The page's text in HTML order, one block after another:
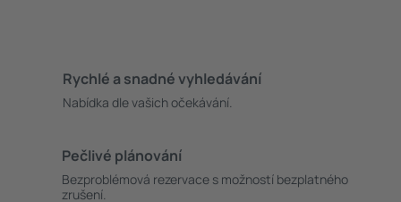
Rychlé a snadné vyhledávání
Nabídka dle vašich očekávání.
Pečlivé plánování
Bezproblémová rezervace s možností bezplatného
zrušení.